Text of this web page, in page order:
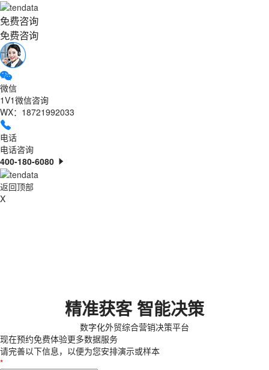
免费咨询
免费咨询
微信
1V1微信咨询
WX：18721992033
电话
电话咨询
400-180-6080
返回顶部
X
精准获客 智能决策
数字化外贸综合营销决策平台
现在预约免费体验更多数据服务
请完善以下信息，以便为您安排演示或样本
*